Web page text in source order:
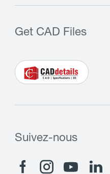
Get CAD Files
Suivez-nous